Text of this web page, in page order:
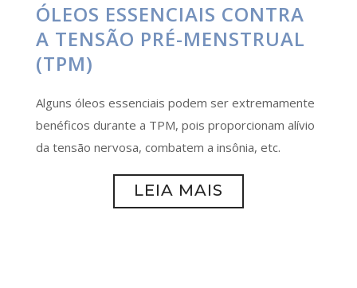
ÓLEOS ESSENCIAIS CONTRA
A TENSÃO PRÉ-MENSTRUAL
(TPM)
Alguns óleos essenciais podem ser extremamente
benéficos durante a TPM, pois proporcionam alívio
da tensão nervosa, combatem a insônia, etc.
LEIA MAIS